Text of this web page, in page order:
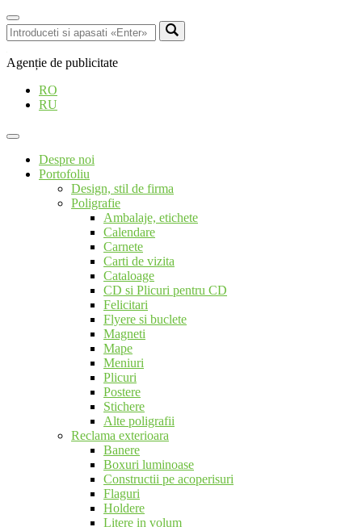
Agenție de publicitate
RO
RU
Despre noi
Portofoliu
Design, stil de firma
Poligrafie
Ambalaje, etichete
Calendare
Carnete
Carti de vizita
Cataloage
CD si Plicuri pentru CD
Felicitari
Flyere si buclete
Magneti
Mape
Meniuri
Plicuri
Postere
Stichere
Alte poligrafii
Reclama exterioara
Banere
Boxuri luminoase
Constructii pe acoperisuri
Flaguri
Holdere
Litere in volum